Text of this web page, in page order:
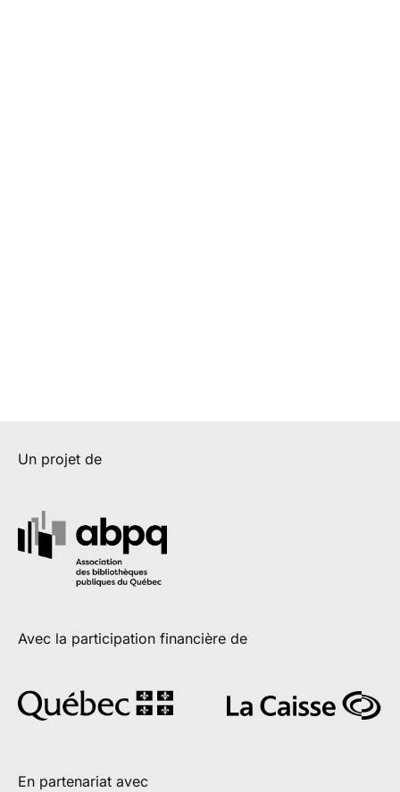
Un projet de
Avec la participation financière de
En partenariat avec